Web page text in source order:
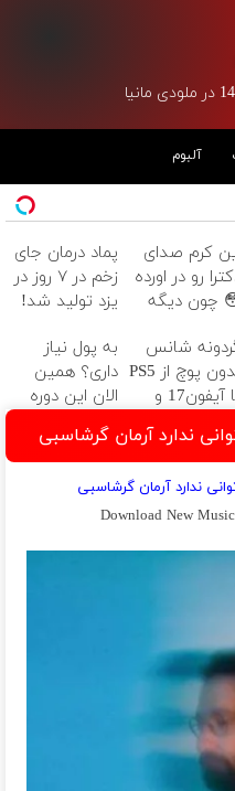
آلبوم
کرم صدای
رو در اورده
چون دیگه
کنی!!!
پماد درمان جای
زخم در ۷ روز در
یزد تولید شد!
شانس
بدون پوچ از PS5
تا آیفون17 و
بیت کوین 🔥
به پول نیاز
داری؟ همین
الان این دوره
رایگان رو شرکت
کن تا دیر
نشده!
ندارد آرمان گرشاسبی
ندارد آرمان گرشاسبی
Download New